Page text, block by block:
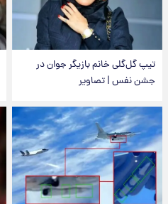
تیپ گل‌گلی خانم بازیگر جوان در
جشن نفس | تصاویر